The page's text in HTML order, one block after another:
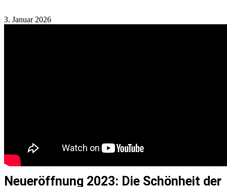
3. Januar 2026
Neueröffnung 2023: Die Schönheit der